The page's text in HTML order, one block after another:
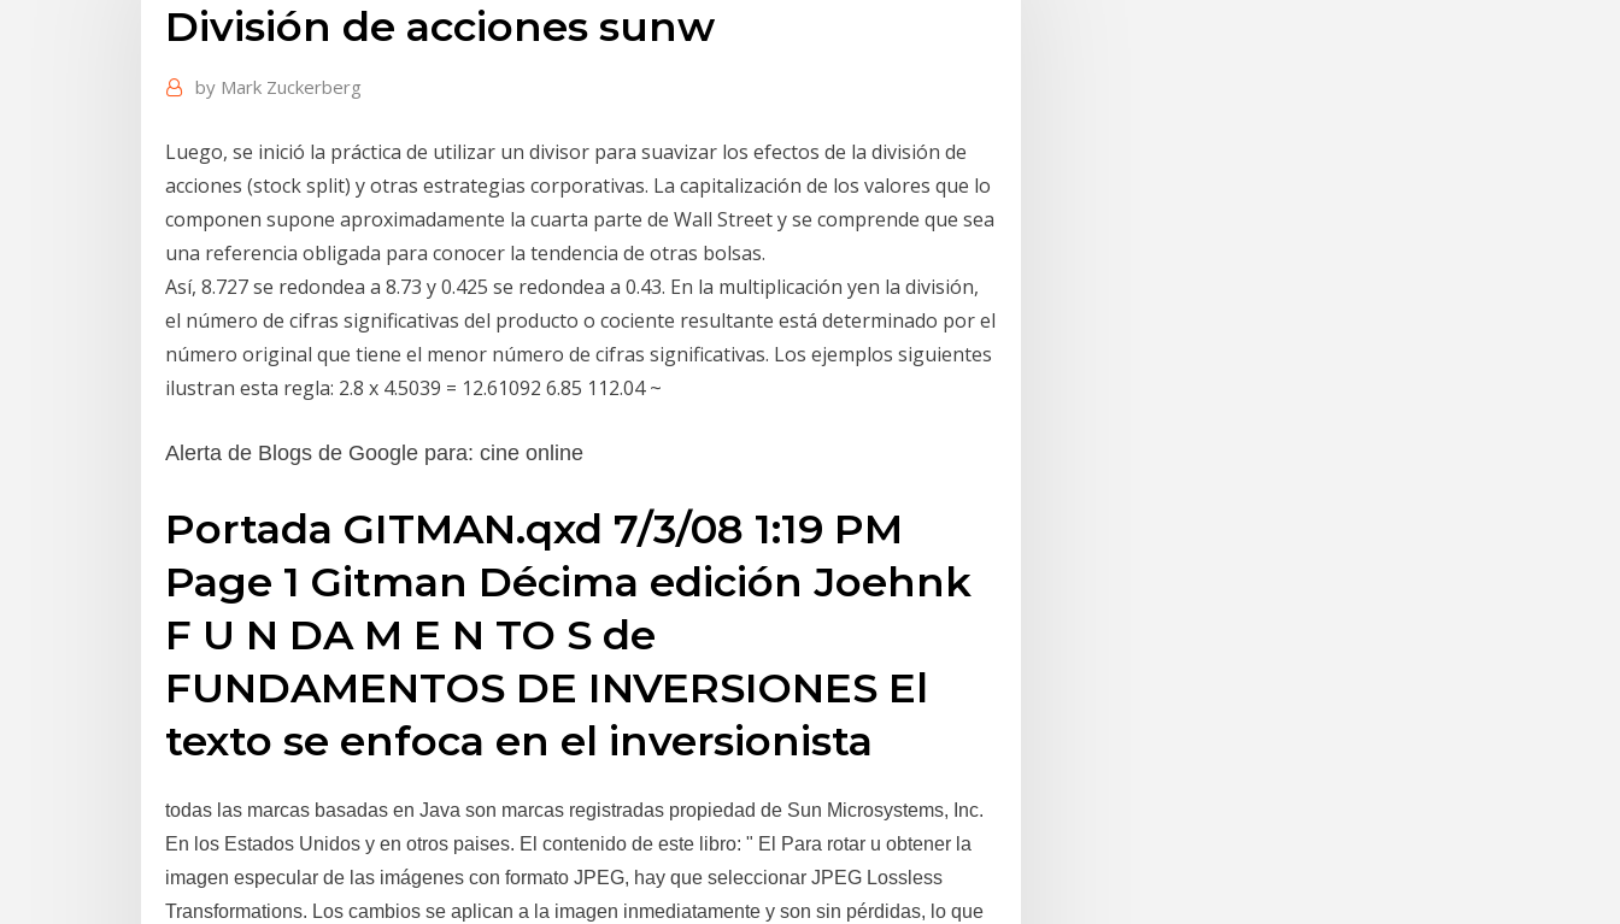
División de acciones sunw
by Mark Zuckerberg
Luego, se inició la práctica de utilizar un divisor para suavizar los efectos de la división de
acciones (stock split) y otras estrategias corporativas. La capitalización de los valores que lo
componen supone aproximadamente la cuarta parte de Wall Street y se comprende que sea
una referencia obligada para conocer la tendencia de otras bolsas.
Así, 8.727 se redondea a 8.73 y 0.425 se redondea a 0.43. En la multiplicación yen la división,
el número de cifras significativas del producto o cociente resultante está determinado por el
número original que tiene el menor número de cifras significativas. Los ejemplos siguientes
ilustran esta regla: 2.8 x 4.5039 = 12.61092 6.85 112.04 ~
Alerta de Blogs de Google para: cine online
Portada GITMAN.qxd 7/3/08 1:19 PM
Page 1 Gitman Décima edición Joehnk
F U N DA M E N TO S de
FUNDAMENTOS DE INVERSIONES El
texto se enfoca en el inversionista
todas las marcas basadas en Java son marcas registradas propiedad de Sun Microsystems, Inc.
En los Estados Unidos y en otros paises. El contenido de este libro: " El Para rotar u obtener la
imagen especular de las imágenes con formato JPEG, hay que seleccionar JPEG Lossless
Transformations. Los cambios se aplican a la imagen inmediatamente y son sin pérdidas, lo que